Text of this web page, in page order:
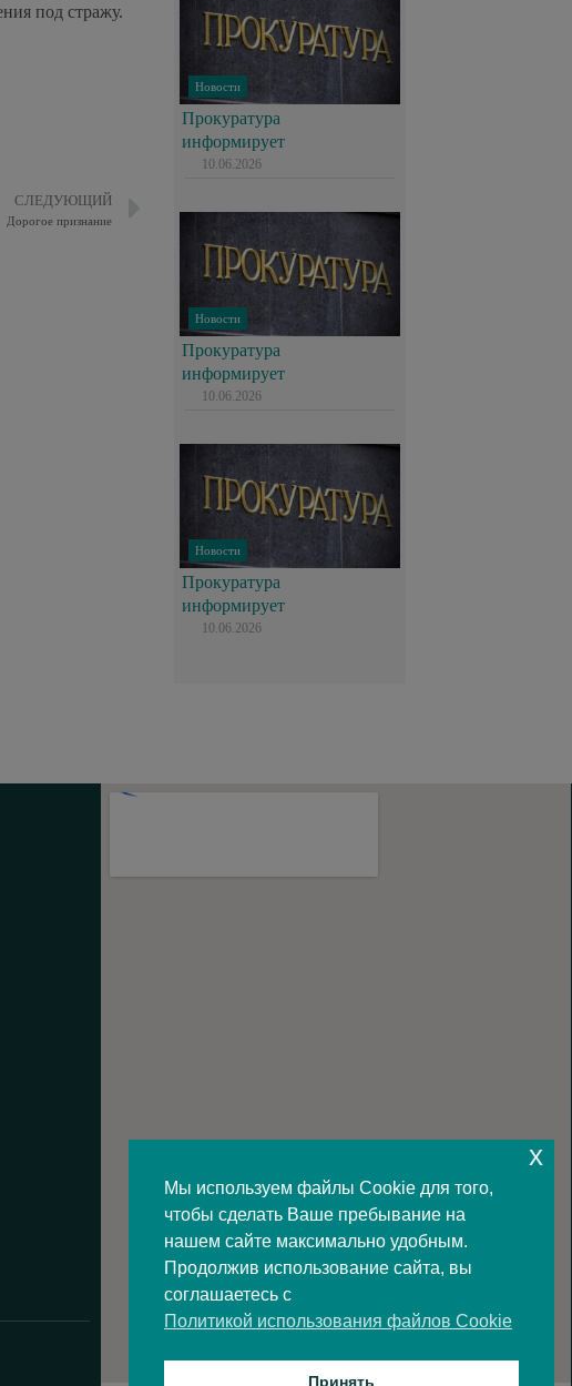
под стражу.
СЛЕДУЮЩИЙ
Дорогое признание
Новости
Прокуратура
информирует
10.06.2026
Новости
Прокуратура
информирует
10.06.2026
Новости
Прокуратура
информирует
10.06.2026
Мы используем файлы Cookie для того,
чтобы сделать Ваше пребывание на
нашем сайте максимально удобным.
Продолжив использование сайта, вы
соглашаетесь с
Политикой использования файлов Cookie
Принять
x